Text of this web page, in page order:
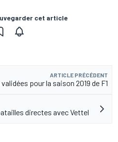
cet article
ARTICLE PRÉCÉDENT
pour la saison 2019 de F1
directes avec Vettel